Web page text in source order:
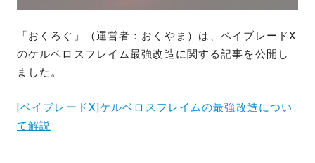
「おくろぐ」（運営者：おくやま）は、ベイブレードX
のケルベロスフレイム最強改造に関する記事を公開し
ました。
[ベイブレードX]ケルベロスフレイムの最強改造につい
て解説